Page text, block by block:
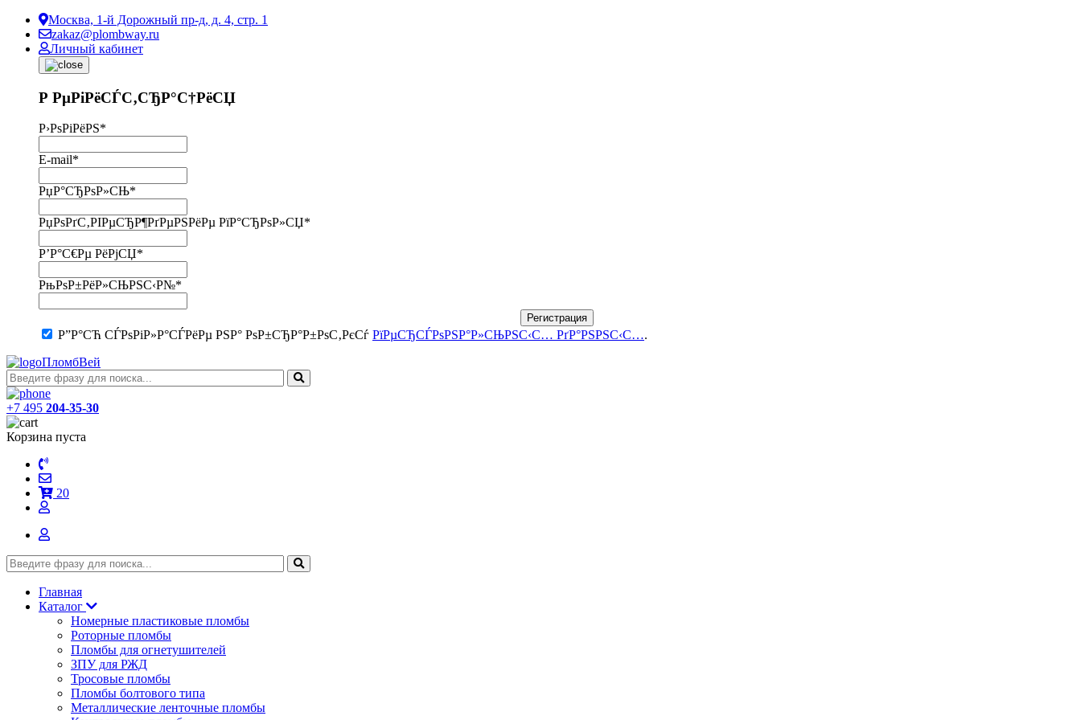
Москва, 1-й Дорожный пр-д, д. 4, стр. 1
zakaz@plombway.ru
Личный кабинет
Р РµРіРёСЃС‚СЂР°С†РёСЏ
Р›РѕРіРёРЅ*
E-mail*
РџР°СЂРѕР»СЊ*
РџРѕРґС‚РІРµСЂР¶РґРµРЅРёРµ РїР°СЂРѕР»СЏ*
Р’Р°С€Рµ РёРјСЏ*
РњРѕР±РёР»СЊРЅС‹Р№*
Регистрация
Р”Р°СЋ СЃРѕРіР»Р°СЃРёРµ РЅР° РѕР±СЂР°Р±РѕС‚РєСѓ РїРµСЂСЃРѕРЅР°Р»СЊРЅС‹С… РґР°РЅРЅС‹С….
ПломбВей
+7 495 204-35-30
Корзина пуста
20
Главная
Каталог
Номерные пластиковые пломбы
Роторные пломбы
Пломбы для огнетушителей
ЗПУ для РЖД
Тросовые пломбы
Пломбы болтового типа
Металлические ленточные пломбы